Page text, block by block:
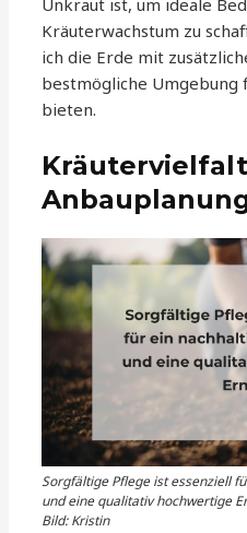
Unkraut ist, um ideale
Kräuterwachstum zu
ich die Erde mit
bestmögliche Umgebung
bieten.
Sorgfältige Pflege ist essenziell
und eine qualitativ hochwertige
Bild: Kristin